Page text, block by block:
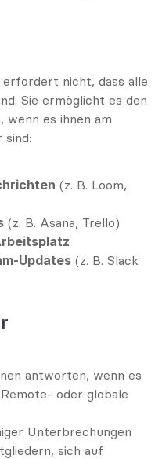
erfordert nicht, dass alle
Sie ermöglicht es den
wenn es ihnen am
(z. B. Loom,
(z. B. Asana, Trello)
Updates (z. B. Slack
antworten, wenn es
oder globale
Unterbrechungen
sich auf